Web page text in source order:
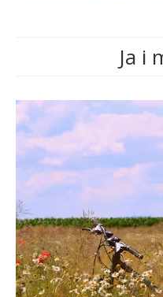
Ja i